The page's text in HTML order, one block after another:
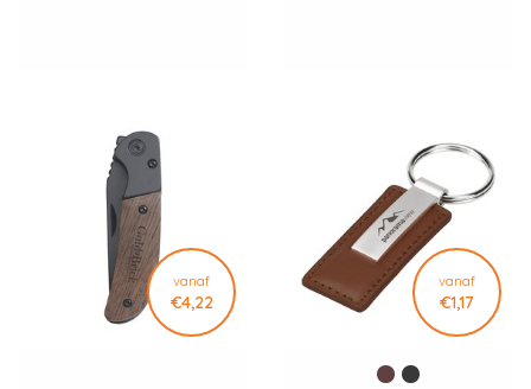
vanaf
€4,22
vanaf
€1,17